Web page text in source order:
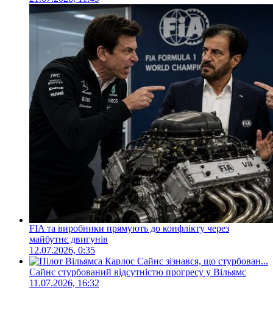
FIA та виробники прямують до конфлікту через
майбутнє двигунів
12.07.2026, 0:35
Сайнс стурбований відсутністю прогресу у Вільямс
11.07.2026, 16:32